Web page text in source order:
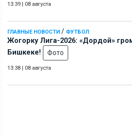
13:39 | 08 августа
ГЛАВНЫЕ НОВОСТИ / ФУТБОЛ
Жогорку Лига-2026: «Дордой»
Бишкеке!
Фото
13:38 | 08 августа